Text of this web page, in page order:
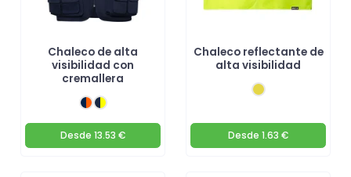
Chaleco de alta
visibilidad con
cremallera
Desde 13.53 €
Chaleco reflectante de
alta visibilidad
Desde 1.63 €